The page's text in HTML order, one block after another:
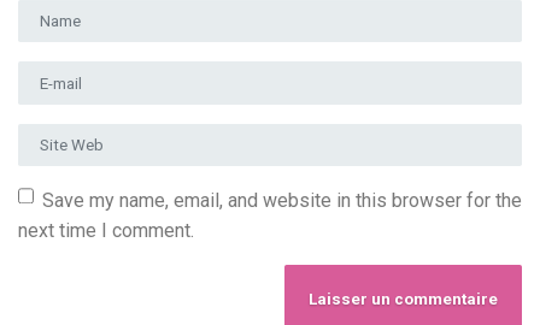
Prénom et nom
Adresse e-mail
Site Web
Save my name, email, and website in this browser for the
next time I comment.